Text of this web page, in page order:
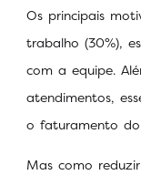
Os principais
trabalho (30%),
com a equipe.
atendimentos,
o faturamento do
Mas como